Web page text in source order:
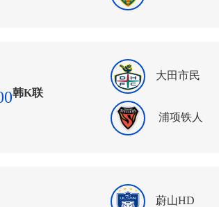
韩K联
大田市民
浦项铁人
蔚山HD